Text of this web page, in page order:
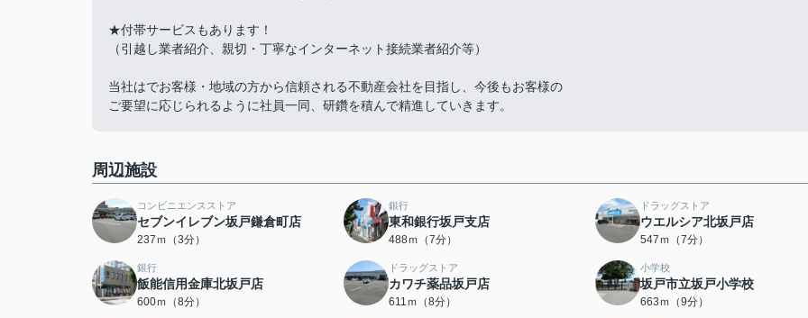
★付帯サービスもあります！
（引越し業者紹介、親切・丁寧なインターネット接続業者紹介等）
当社はでお客様・地域の方から信頼される不動産会社を目指し、今後もお客様の
ご要望に応じられるように社員一同、研鑽を積んで精進していきます。
周辺施設
コンビニエンスストア
セブンイレブン坂戸鎌倉町店
237ｍ（3分）
銀行
東和銀行坂戸支店
488ｍ（7分）
ドラッグストア
ウエルシア北坂戸店
547ｍ（7分）
銀行
飯能信用金庫北坂戸店
600ｍ（8分）
ドラッグストア
カワチ薬品坂戸店
611ｍ（8分）
小学校
坂戸市立坂戸小学校
663ｍ（9分）